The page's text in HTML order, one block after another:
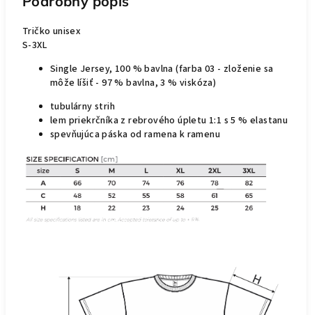
Tričko unisex
S-3XL
Single Jersey, 100 % bavlna (farba 03 - zloženie sa
môže líšiť - 97 % bavlna, 3 % viskóza)
tubulárny strih
lem priekrčníka z rebrového úpletu 1:1 s 5 % elastanu
spevňujúca páska od ramena k ramenu